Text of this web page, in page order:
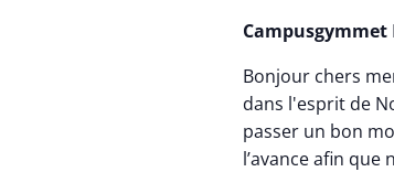
Campusgymmet
Bonjour chers
dans l'esprit de
passer un bon
l’avance afin que